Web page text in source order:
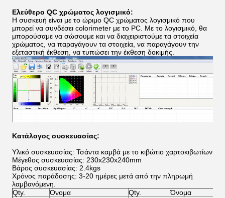
Ελεύθερο QC χρώματος λογισμικό:
Η συσκευή είναι με το ώριμο QC χρώματος λογισμικό που
μπορεί να συνδέσει colorimeter με το PC. Με το λογισμικό, θα
μπορούσαμε να σώσουμε και να διαχειριστούμε τα στοιχεία
χρώματος, να παραγάγουν τα στοιχεία, να παραγάγουν την
εξεταστική έκθεση, να τυπώσει την έκθεση δοκιμής.
Κατάλογος συσκευασίας:
Υλικό συσκευασίας: Τσάντα καμβά με το κιβώτιο χαρτοκιβωτίων
Μέγεθος συσκευασίας: 230x230x240mm
Βάρος συσκευασίας: 2.4kgs
Χρόνος παράδοσης: 3-20 ημέρες μετά από την πληρωμή
λαμβανόμενη.
Qty.
Όνομα Qty.
Όνομα